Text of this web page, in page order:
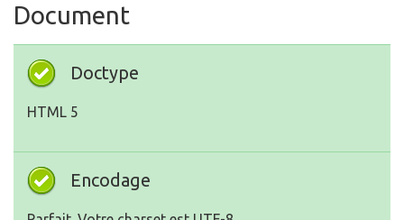
Document
Doctype
HTML 5
Encodage